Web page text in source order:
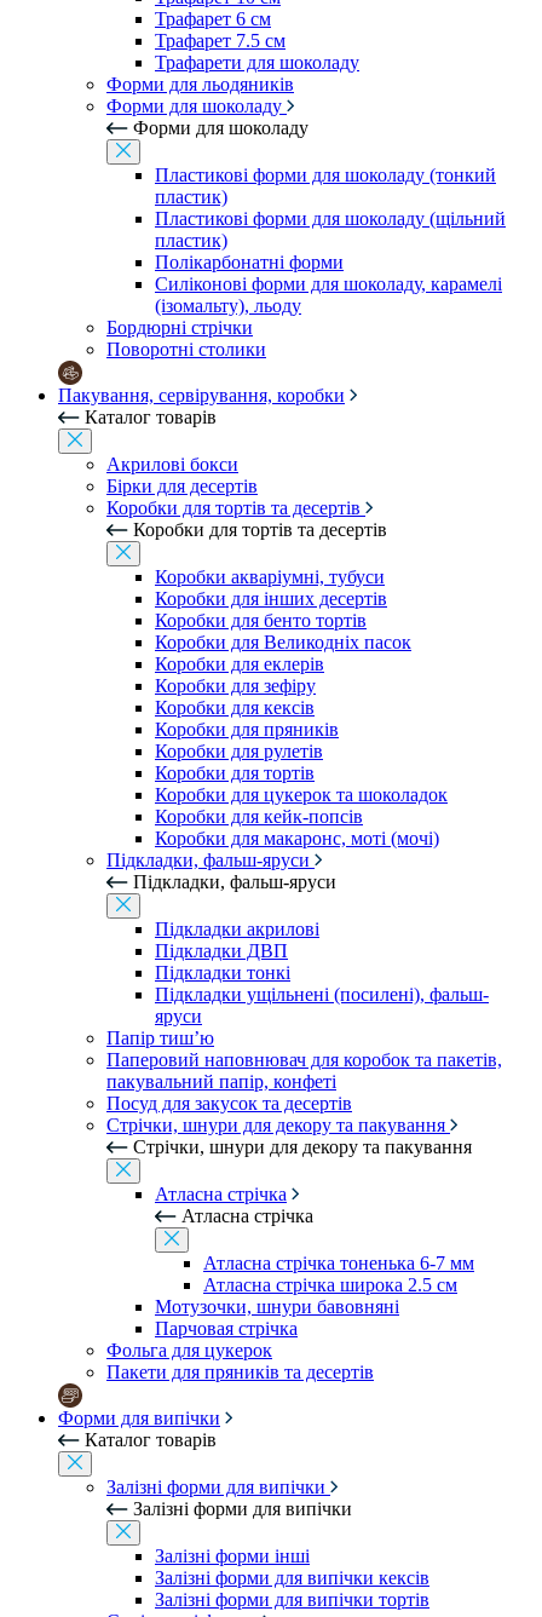
Трафарет 6 см
Трафарет 7.5 см
Трафарети для шоколаду
Форми для льодяників
Форми для шоколаду
Форми для шоколаду
Пластикові форми для шоколаду (тонкий
пластик)
Пластикові форми для шоколаду (щільний
пластик)
Полікарбонатні форми
Силіконові форми для шоколаду, карамелі
(ізомальту), льоду
Бордюрні стрічки
Поворотні столики
Пакування, сервірування, коробки
Каталог товарів
Акрилові бокси
Бірки для десертів
Коробки для тортів та десертів
Коробки для тортів та десертів
Коробки акваріумні, тубуси
Коробки для інших десертів
Коробки для бенто тортів
Коробки для Великодніх пасок
Коробки для еклерів
Коробки для зефіру
Коробки для кексів
Коробки для пряників
Коробки для рулетів
Коробки для тортів
Коробки для цукерок та шоколадок
Коробки для кейк-попсів
Коробки для макаронс, моті (мочі)
Підкладки, фальш-яруси
Підкладки, фальш-яруси
Підкладки акрилові
Підкладки ДВП
Підкладки тонкі
Підкладки ущільнені (посилені), фальш-
яруси
Папір тиш’ю
Паперовий наповнювач для коробок та пакетів,
пакувальний папір, конфеті
Посуд для закусок та десертів
Стрічки, шнури для декору та пакування
Стрічки, шнури для декору та пакування
Атласна стрічка
Атласна стрічка
Атласна стрічка тоненька 6-7 мм
Атласна стрічка широка 2.5 см
Мотузочки, шнури бавовняні
Парчовая стрічка
Фольга для цукерок
Пакети для пряників та десертів
Форми для випічки
Каталог товарів
Залізні форми для випічки
Залізні форми для випічки
Залізні форми інші
Залізні форми для випічки кексів
Залізні форми для випічки тортів